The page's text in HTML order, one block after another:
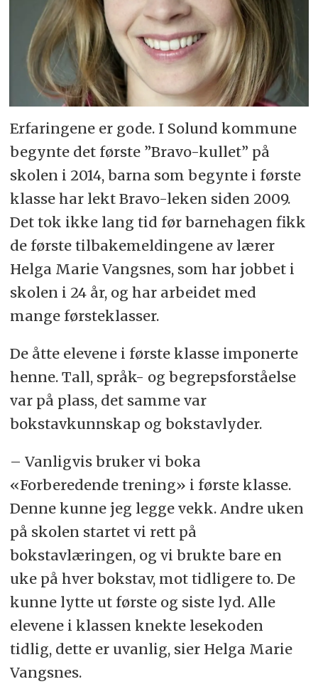
Erfaringene er gode. I Solund kommune
begynte det første ”Bravo-kullet” på
skolen i 2014, barna som begynte i første
klasse har lekt Bravo-leken siden 2009.
Det tok ikke lang tid før barnehagen fikk
de første tilbakemeldingene av lærer
Helga Marie Vangsnes, som har jobbet i
skolen i 24 år, og har arbeidet med
mange førsteklasser.
De åtte elevene i første klasse imponerte
henne. Tall, språk- og begrepsforståelse
var på plass, det samme var
bokstavkunnskap og bokstavlyder.
– Vanligvis bruker vi boka
«Forberedende trening» i første klasse.
Denne kunne jeg legge vekk. Andre uken
på skolen startet vi rett på
bokstavlæringen, og vi brukte bare en
uke på hver bokstav, mot tidligere to. De
kunne lytte ut første og siste lyd. Alle
elevene i klassen knekte lesekoden
tidlig, dette er uvanlig, sier Helga Marie
Vangsnes.